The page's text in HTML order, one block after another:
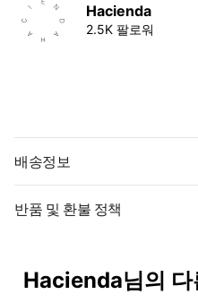
Hacienda
2.5K 팔로워
배송정보
반품 및 환불 정책
Hacienda님의 다